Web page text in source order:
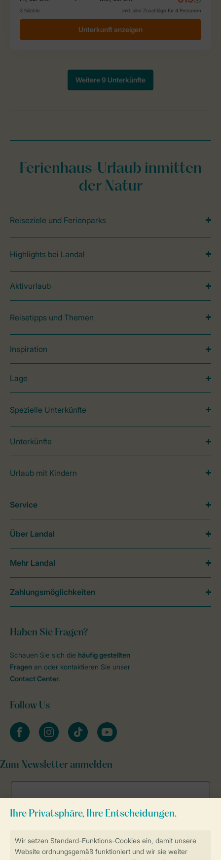
Sicher und schnell zur Online-Buchung
Ferienhaus-Urlaub inmitten
der Natur
Reiseziele und Ferienparks
Highlights bei Landal
Aktivurlaub
Reisetipps und Themen
Inspiration
Lage
Spezielle Unterkünfte
Unterkünfte
Urlaub mit Kindern
Haben Sie Fragen?
Schauen Sie sich die häufig gestellten
Fragen an oder kontaktieren Sie unser
Contact Center.
Follow Us
facebookinstagramtiktok youtube
Zum Newsletter anmelden
Service
Über Landal
Mehr Landal
Zahlungsmöglichkeiten